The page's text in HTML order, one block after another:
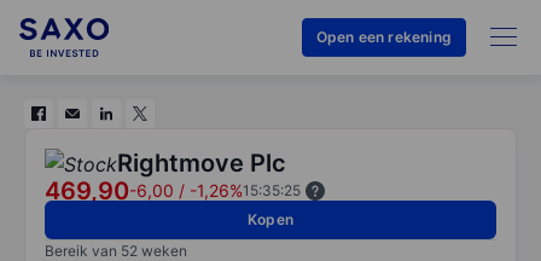
Open een rekening
Rightmove Plc
469,90-6,00 / -1,26%15:35:25
Kopen
Bereik van 52 weken